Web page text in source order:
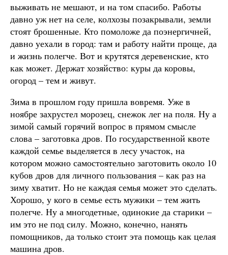
выживать не мешают, и на том спасибо. Работы
давно уж нет на селе, колхозы позакрывали, земли
стоят брошенные. Кто помоложе да поэнергичней,
давно уехали в город: там и работу найти проще, да
и жизнь полегче. Вот и крутятся деревенские, кто
как может. Держат хозяйство: куры да коровы,
огород – тем и живут.
Зима в прошлом году пришла вовремя. Уже в
ноябре захрустел морозец, снежок лег на поля. Ну а
зимой самый горячий вопрос в прямом смысле
слова – заготовка дров. По государственной квоте
каждой семье выделяется в лесу участок, на
котором можно самостоятельно заготовить около 10
кубов дров для личного пользования – как раз на
зиму хватит. Но не каждая семья может это сделать.
Хорошо, у кого в семье есть мужики – тем жить
полегче. Ну а многодетные, одинокие да старики –
им это не под силу. Можно, конечно, нанять
помощников, да только стоит эта помощь как целая
машина дров.